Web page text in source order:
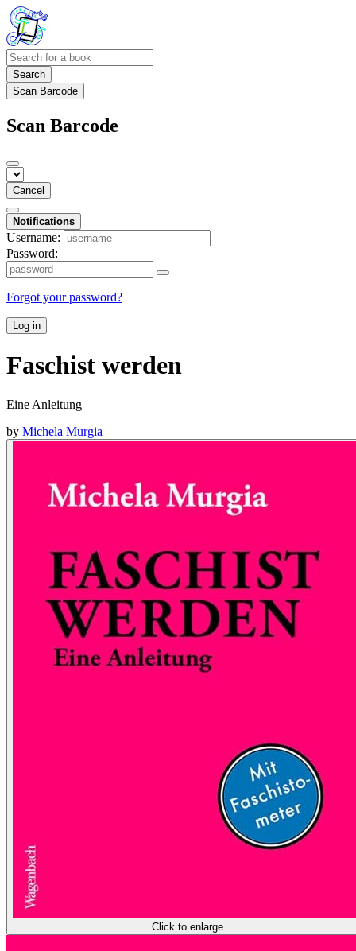
Search
Scan Barcode
Scan Barcode
Cancel
Notifications
Username:
Password:
Forgot your password?
Log in
Faschist werden
Eine Anleitung
by Michela Murgia
Click to enlarge